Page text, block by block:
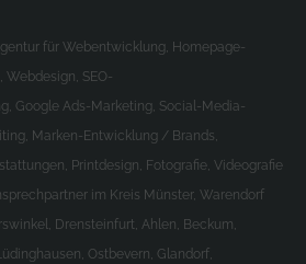
für Webentwicklung, Homepage-
Webdesign, SEO-
Google Ads-Marketing, Social-Media-
Marken-Entwicklung / Brands,
Printdesign, Fotografie, Videografie
im Kreis Münster, Warendorf
Drensteinfurt, Ahlen, Beckum,
Ostbevern, Glandorf,